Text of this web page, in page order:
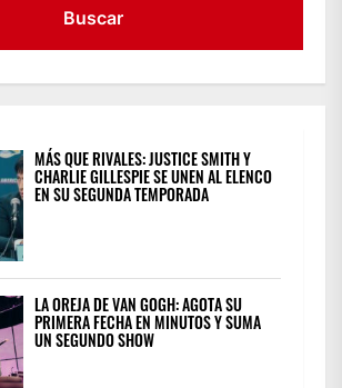
MÁS QUE RIVALES: JUSTICE SMITH Y
CHARLIE GILLESPIE SE UNEN AL ELENCO
EN SU SEGUNDA TEMPORADA
LA OREJA DE VAN GOGH: AGOTA SU
PRIMERA FECHA EN MINUTOS Y SUMA
UN SEGUNDO SHOW